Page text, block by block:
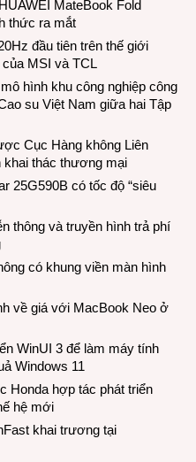
MateBook Fold
thức ra mắt
đầu tiên trên thế giới
của MSI và TCL
hình khu công nghiệp công
su Việt Nam giữa hai Tập
Cục Hàng không Liên
khai thác thương mại
25G590B có tốc độ “siêu
thông và truyền hình trả phí
có khung viền màn hình
về giá với MacBook Neo ở
WinUI 3 để làm máy tính
Windows 11
Honda hợp tác phát triển
hệ mới
khai trương tại